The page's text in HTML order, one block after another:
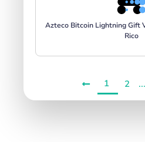
Azteco Bitcoin Lightning Gift
Rico
1 2 ...